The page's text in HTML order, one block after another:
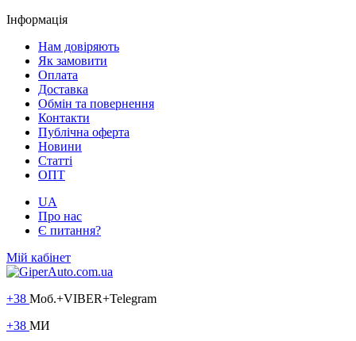
Інформація
Нам довіряють
Як замовити
Оплата
Доставка
Обмін та повернення
Контакти
Публічна оферта
Новини
Статті
ОПТ
UA
Про нас
Є питання?
Мій кабінет
+38 Моб.+VIBER+Telegram
+38 МИ